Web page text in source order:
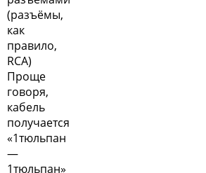
(разъёмы,
как
правило,
RCA)
Проще
говоря,
кабель
получается
«1тюльпан
—
1тюльпан»